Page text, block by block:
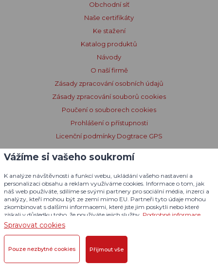
Obchodní síť
Naše certifikáty
Ke stažení
Katalog produktů
Návody
O naší firmě
Zásady zpracování osobních údajů
Zásady zpracování souborů cookies
Poučení o souborech cookies
Prohlášení o přístupnosti
Licenční podmínky Dogtrace GPS
Vážíme si vašeho soukromí
K analýze návštěvnosti a funkcí webu, ukládání vašeho nastavení a
personalizaci obsahu a reklam využíváme cookies. Informace o tom, jak
náš web používáte, sdílíme se svými partnery pro sociální média, inzerci a
analýzy, kteří mohou být ze zemí mimo EU. Partneři tyto údaje mohou
zkombinovat s dalšími informacemi, které jste jim poskytli nebo které
získali v důsledku toho, že používáte jejich služby. Podrobné informace
Spravovat cookies
Pouze nezbytné cookies Přijmout vše